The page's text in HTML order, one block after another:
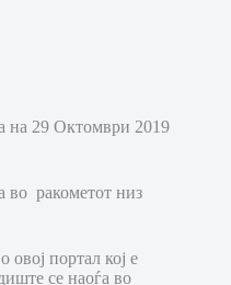
на 29 Октомври 2019
во ракометот низ
портал кој е
се наоѓа во